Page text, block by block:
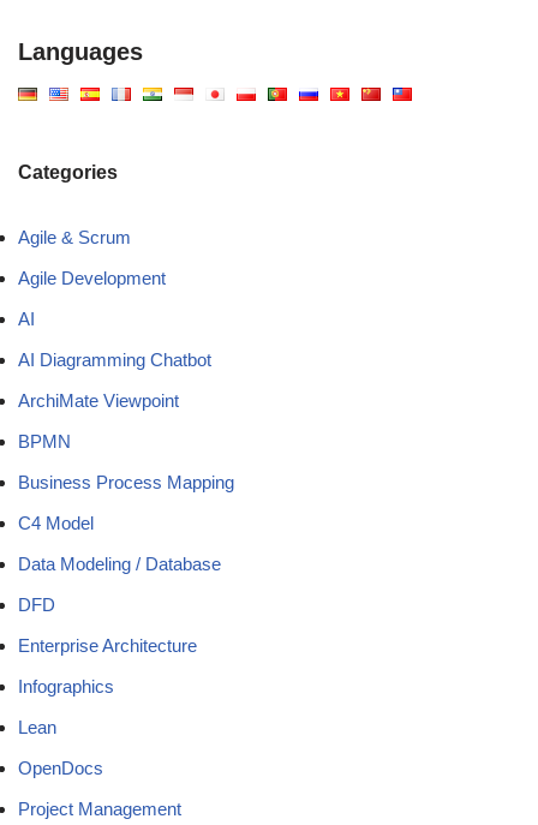
Languages
Categories
Agile & Scrum
Agile Development
AI
AI Diagramming Chatbot
ArchiMate Viewpoint
BPMN
Business Process Mapping
C4 Model
Data Modeling / Database
DFD
Enterprise Architecture
Infographics
Lean
OpenDocs
Project Management